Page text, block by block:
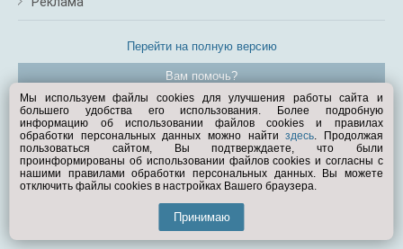
Перейти на полную версию
Вам помочь?
© Exist.ru 1998—2026
Мы используем файлы cookies для улучшения работы сайта и
большего удобства его использования. Более подробную
информацию об использовании файлов cookies и правилах
обработки персональных данных можно найтиздесь. Продолжая
пользоваться сайтом, Вы подтверждаете, что были
проинформированы об использовании файлов cookies и согласны с
нашими правилами обработки персональных данных. Вы можете
отключить файлы cookies в настройках Вашего браузера.
Принимаю